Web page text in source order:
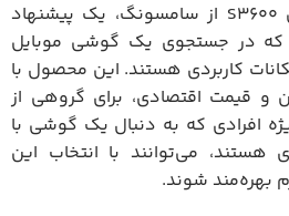
گوشی موبایل تاشو اصلی S3600 از سامسونگ، یک پیشنهاد
که در جستجوی یک گوشی موبایل
کاربردی هستند. این محصول با
و قیمت اقتصادی، برای گروهی از
افرادی که به دنبال یک گوشی با
هستند، می‌توانند با انتخاب این
بهره‌مند شوند.